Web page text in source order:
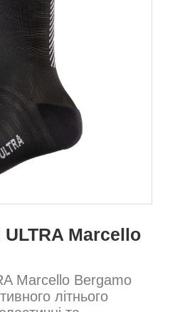
Marcello
Marcello Bergamo
літнього